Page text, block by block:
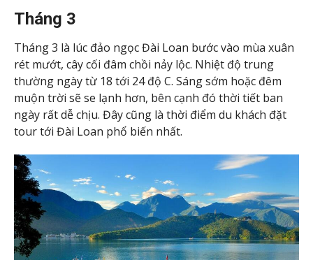
Tháng 3
Tháng 3 là lúc đảo ngọc Đài Loan bước vào mùa xuân
rét mướt, cây cối đâm chồi nảy lộc. Nhiệt độ trung
thường ngày từ 18 tới 24 độ C. Sáng sớm hoặc đêm
muộn trời sẽ se lạnh hơn, bên cạnh đó thời tiết ban
ngày rất dễ chịu. Đây cũng là thời điểm du khách đặt
tour tới Đài Loan phổ biến nhất.